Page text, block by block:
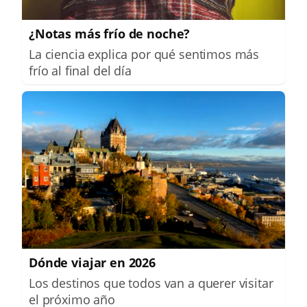
¿Notas más frío de noche?
La ciencia explica por qué sentimos más
frío al final del día
Dónde viajar en 2026
Los destinos que todos van a querer visitar
el próximo año